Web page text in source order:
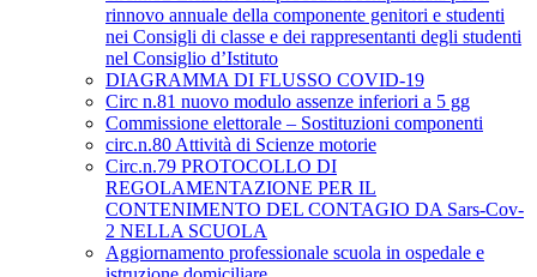
rinnovo annuale della componente genitori e studenti
nei Consigli di classe e dei rappresentanti degli studenti
nel Consiglio d’Istituto
DIAGRAMMA DI FLUSSO COVID-19
Circ n.81 nuovo modulo assenze inferiori a 5 gg
Commissione elettorale – Sostituzioni componenti
circ.n.80 Attività di Scienze motorie
Circ.n.79 PROTOCOLLO DI
REGOLAMENTAZIONE PER IL
CONTENIMENTO DEL CONTAGIO DA Sars-Cov-
2 NELLA SCUOLA
Aggiornamento professionale scuola in ospedale e